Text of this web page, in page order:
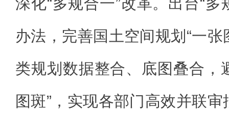
办法，完善国土空间规划“一
类规划数据整合、底图叠合，
图斑”，实现各部门高效并联